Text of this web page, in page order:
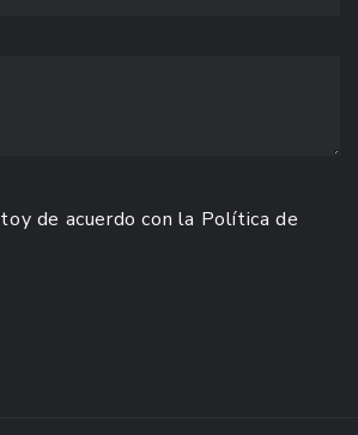
de acuerdo con la Política de